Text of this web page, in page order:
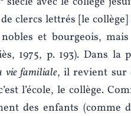
clercs lettrés [le collège]
et bourgeois,
1975, p. 193). Dans la
vie familiale, il revient sur
l’école, le collège.
des enfants (comme